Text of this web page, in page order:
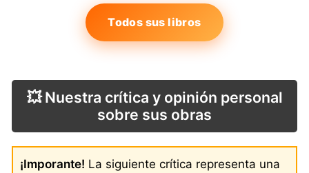
Todos sus libros
💥 Nuestra crítica y opinión personal
sobre sus obras
¡Imporante! La siguiente crítica representa una